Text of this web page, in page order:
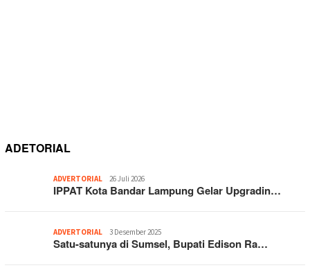
ADETORIAL
ADVERTORIAL 26 Juli 2026
IPPAT Kota Bandar Lampung Gelar Upgradin…
ADVERTORIAL 3 Desember 2025
Satu-satunya di Sumsel, Bupati Edison Ra…